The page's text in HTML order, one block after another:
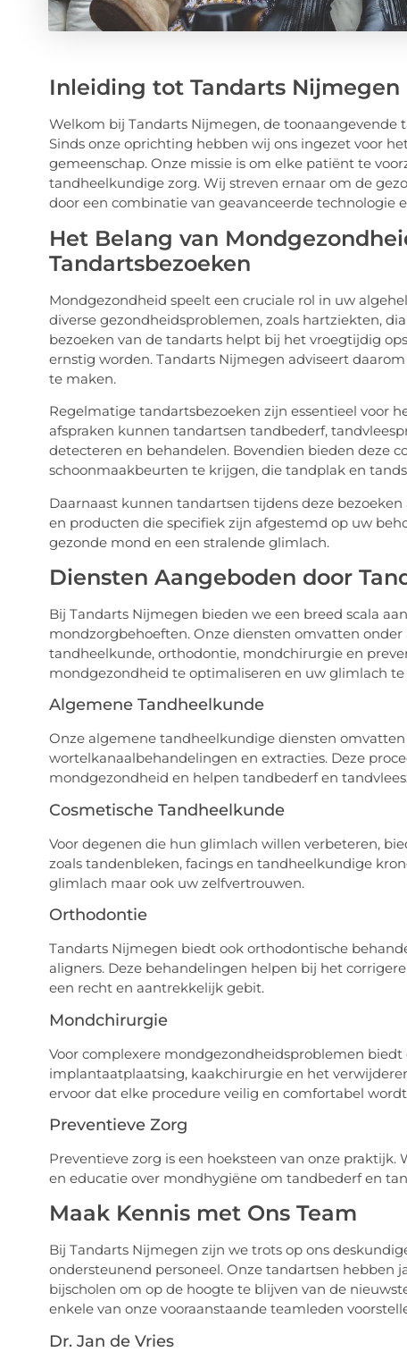
Inleiding tot Tandarts Nijmegen
Welkom bij Tandarts Nijmegen, de
Sinds onze oprichting hebben wij ons ingezet voor
gemeenschap. Onze missie is om elke patiënt te
tandheelkundige zorg. Wij streven ernaar om de
door een combinatie van geavanceerde technologie
Het Belang van
Tandartsbezoeken
Mondgezondheid speelt een cruciale rol in uw
diverse gezondheidsproblemen, zoals hartziekten,
bezoeken van de tandarts helpt bij het vroegtijdig
ernstig worden. Tandarts Nijmegen adviseert
te maken.
Regelmatige tandartsbezoeken zijn essentieel voor
afspraken kunnen tandartsen tandbederf,
detecteren en behandelen. Bovendien bieden deze
schoonmaakbeurten te krijgen, die tandplak en
Daarnaast kunnen tandartsen tijdens deze
en producten die specifiek zijn afgestemd op uw
gezonde mond en een stralende glimlach.
Diensten Aangeboden door
Bij Tandarts Nijmegen bieden we een breed scala
mondzorgbehoeften. Onze diensten omvatten
tandheelkunde, orthodontie, mondchirurgie en
mondgezondheid te optimaliseren en uw glimlach te
Algemene Tandheelkunde
Onze algemene tandheelkundige diensten
wortelkanaalbehandelingen en extracties. Deze
mondgezondheid en helpen tandbederf en
Cosmetische Tandheelkunde
Voor degenen die hun glimlach willen verbeteren,
zoals tandenbleken, facings en tandheelkundige
glimlach maar ook uw zelfvertrouwen.
Orthodontie
Tandarts Nijmegen biedt ook orthodontische
aligners. Deze behandelingen helpen bij het
een recht en aantrekkelijk gebit.
Mondchirurgie
Voor complexere mondgezondheidsproblemen
implantaatplaatsing, kaakchirurgie en het
ervoor dat elke procedure veilig en comfortabel
Preventieve Zorg
Preventieve zorg is een hoeksteen van onze
en educatie over mondhygiëne om tandbederf en
Maak Kennis met Ons Team
Bij Tandarts Nijmegen zijn we trots op ons
ondersteunend personeel. Onze tandartsen hebben
bijscholen om op de hoogte te blijven van de
enkele van onze vooraanstaande teamleden
Dr. Jan de Vries